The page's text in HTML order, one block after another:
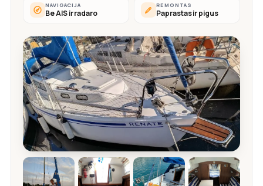
NAVIGACIJA
Be AIS ir radaro
REMONTAS
Paprastas ir pigus